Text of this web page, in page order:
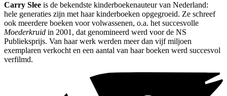
Carry Slee is de bekendste kinderboekenauteur van Nederland:
hele generaties zijn met haar kinderboeken opgegroeid. Ze schreef
ook meerdere boeken voor volwassenen, o.a. het succesvolle
Moederkruid in 2001, dat genomineerd werd voor de NS
Publieksprijs. Van haar werk werden meer dan vijf miljoen
exemplaren verkocht en een aantal van haar boeken werd succesvol
verfilmd.